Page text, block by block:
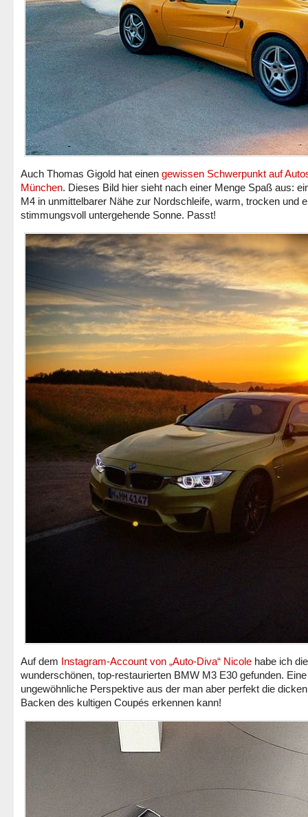
Auch Thomas Gigold hat einen gewissen Schwerpunkt auf
München. Dieses Bild hier sieht nach einer Menge Spaß aus:
M4 in unmittelbarer Nähe zur Nordschleife, warm, trocken und
stimmungsvoll untergehende Sonne. Passt!
Auf dem Instagram-Account von „Auto-Diva“ Nicole habe ich
wunderschönen, top-restaurierten BMW M3 E30 gefunden. Eine
ungewöhnliche Perspektive aus der man aber perfekt die dicken
Backen des kultigen Coupés erkennen kann!